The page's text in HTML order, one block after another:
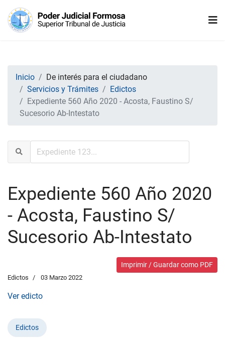
Inicio
De interés para el ciudadano
Servicios y Trámites
Edictos
Expediente 560 Año 2020 - Acosta, Faustino S/
Sucesorio Ab-Intestato
Expediente 560 Año 2020
- Acosta, Faustino S/
Sucesorio Ab-Intestato
Imprimir / Guardar como PDF
Edictos 03 Marzo 2022
Ver edicto
Edictos